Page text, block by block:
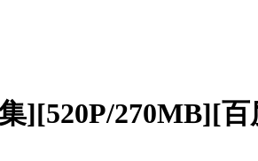
][520P/270MB][